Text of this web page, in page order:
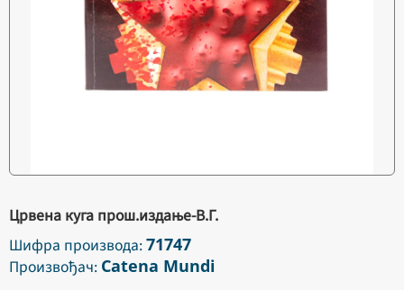
Црвена куга прош.издање-В.Г.
Шифра производа:71747
Произвођач: Catena Mundi